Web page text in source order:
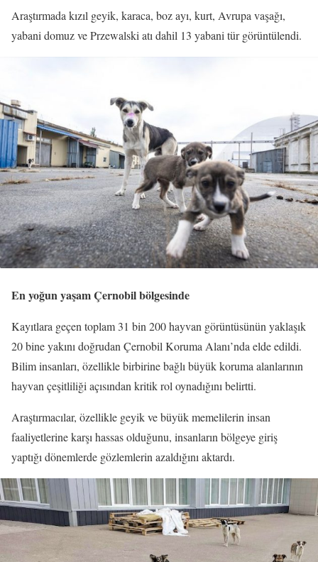
Araştırmada kızıl geyik, karaca, boz ayı, kurt, Avrupa vaşağı,
yabani domuz ve Przewalski atı dahil 13 yabani tür görüntülendi.
En yoğun yaşam Çernobil bölgesinde
Kayıtlara geçen toplam 31 bin 200 hayvan görüntüsünün yaklaşık
20 bine yakını doğrudan Çernobil Koruma Alanı’nda elde edildi.
Bilim insanları, özellikle birbirine bağlı büyük koruma alanlarının
hayvan çeşitliliği açısından kritik rol oynadığını belirtti.
Araştırmacılar, özellikle geyik ve büyük memelilerin insan
faaliyetlerine karşı hassas olduğunu, insanların bölgeye giriş
yaptığı dönemlerde gözlemlerin azaldığını aktardı.